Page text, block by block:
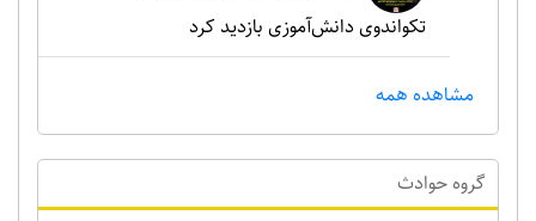
تکواندوی دانش‌آموزی بازدید کرد
مشاهده همه
گروه حوادث